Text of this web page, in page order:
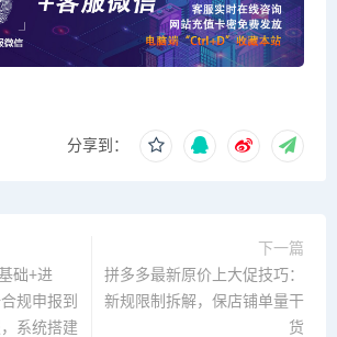
分享到：
础+进
规申报到
系统搭建
下一篇
拼多多最新原价上大促技巧：
新规限制拆解，保店铺单量干
货